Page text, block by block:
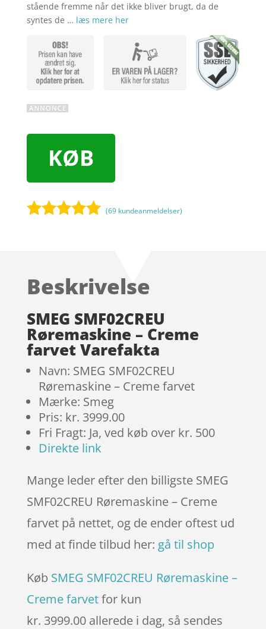
stående fremme når det ikke bliver brugt, da de
syntes de … læs mere her
KØB
kundebedøm
(69 kundeanmeldelser)
Beskrivelse
SMEG SMF02CREU
Røremaskine – Creme
farvet Varefakta
Navn: SMEG SMF02CREU
Røremaskine – Creme farvet
Mærke: Smeg
Pris: kr. 3999.00
Fri Fragt: Ja, ved køb over kr. 500
Direkte link
Mange leder efter den billigste SMEG
SMF02CREU Røremaskine – Creme
farvet på nettet, og de ender oftest ud
med at finde tilbud her: gå til shop
Køb SMEG SMF02CREU Røremaskine –
Creme farvetfor kun
kr. 3999.00 allerede i dag, så sendes